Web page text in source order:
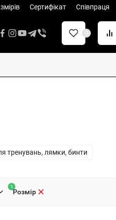
Сертифікат Співпраця
0
тренувань, лямки, бинти
Розмiр
1